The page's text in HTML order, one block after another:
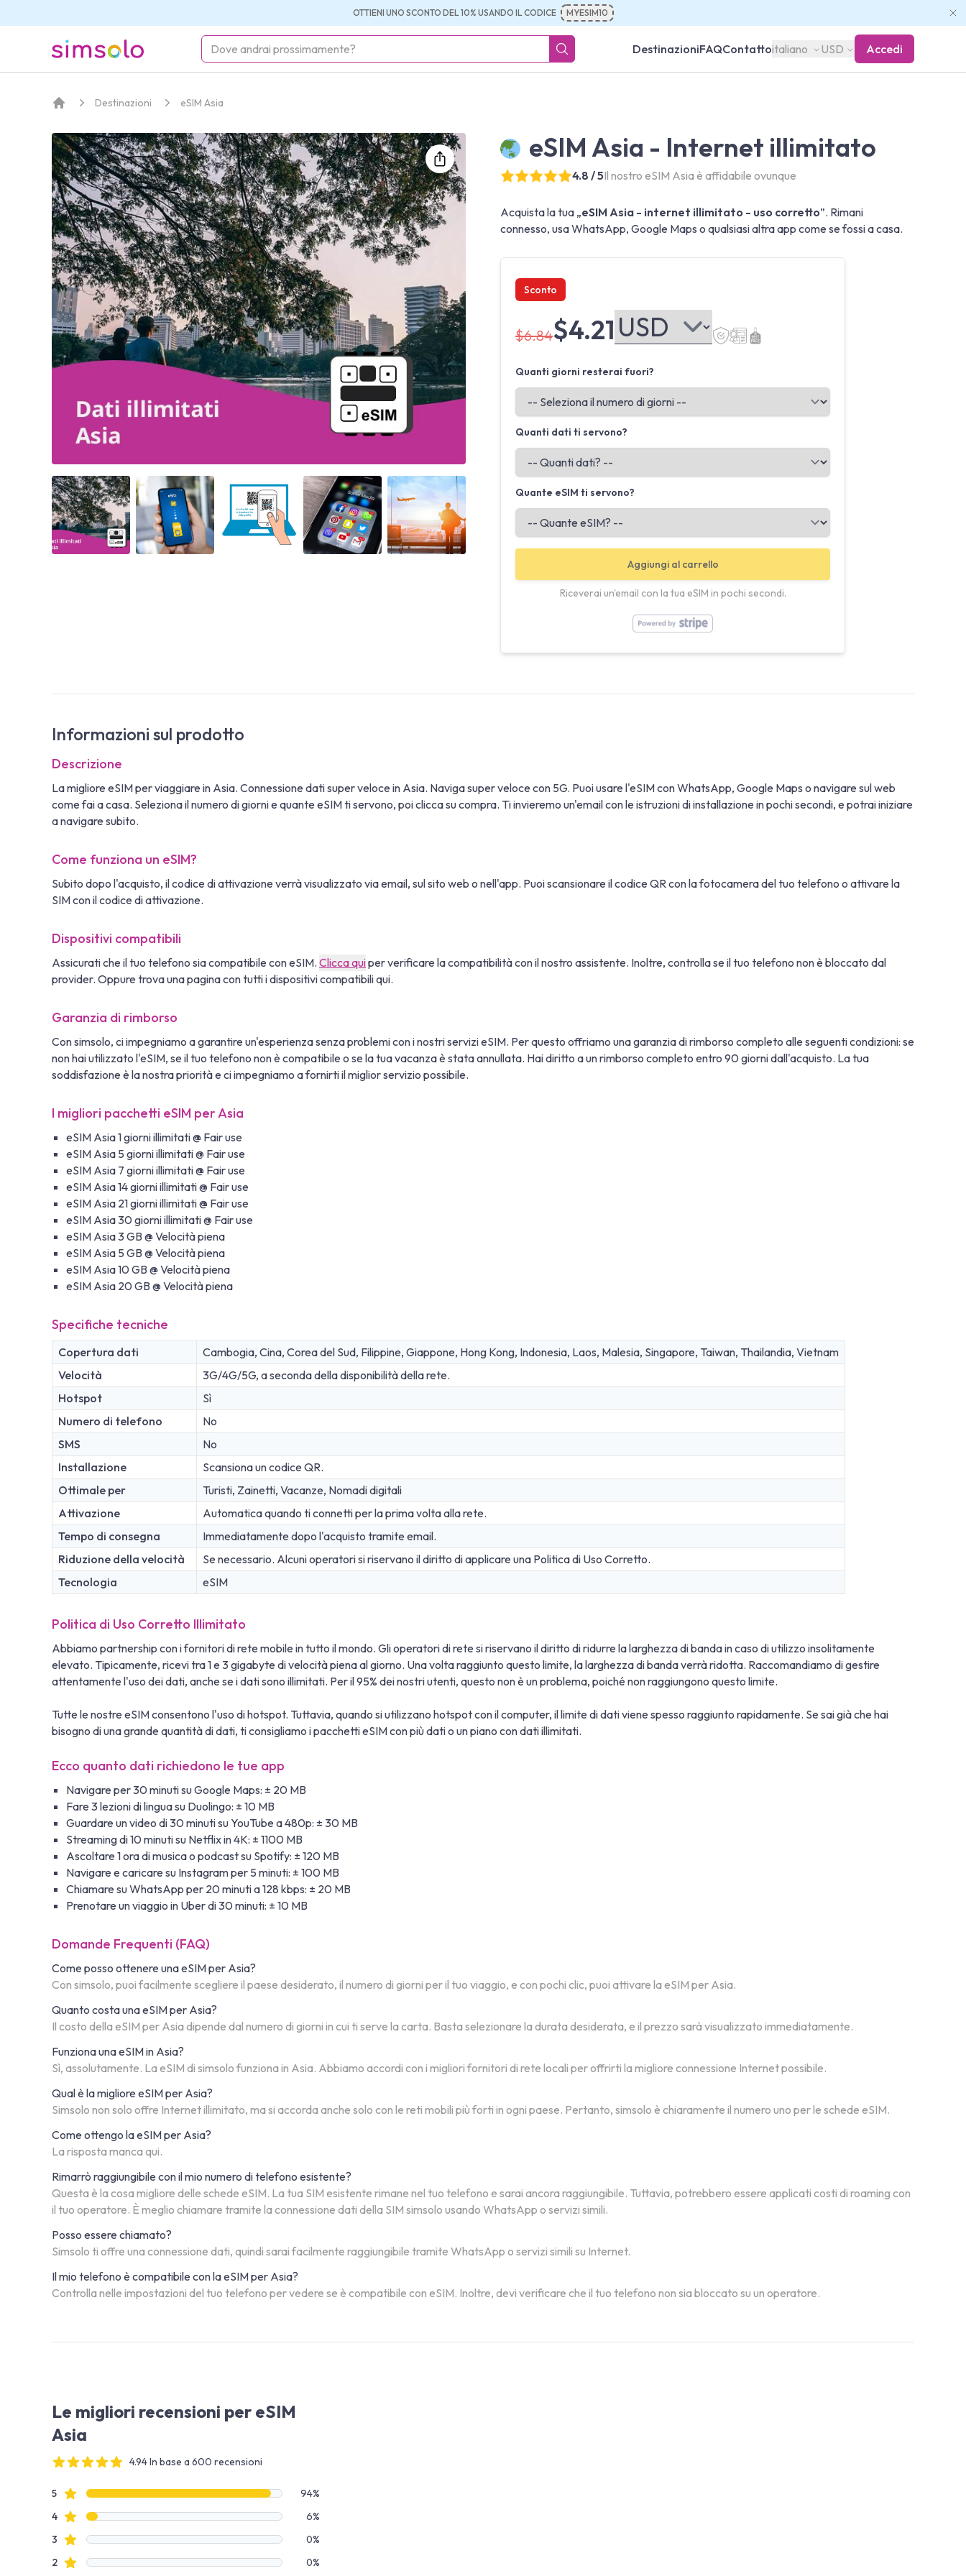
OTTIENI UNO SCONTO DEL 10% USANDO IL CODICE MYESIM10
simsolo DestinazioniFAQContattoitaliano USD Accedi
Destinazioni eSIM Asia
Angled view Angled view Angled view Angled view Angled view
eSIM Asia - Internet illimitato
4.8 / 5Il nostro eSIM Asia è affidabile ovunque
Acquista la tua „eSIM Asia - internet illimitato - uso corretto”. Rimani
connesso, usa WhatsApp, Google Maps o qualsiasi altra app come se fossi a casa.
Sconto
$6.84$4.21
Quanti giorni resterai fuori?
Quanti dati ti servono?
Quante eSIM ti servono?
Aggiungi al carrello
Riceverai un'email con la tua eSIM in pochi secondi.
Informazioni sul prodotto
Descrizione
La migliore eSIM per viaggiare in Asia. Connessione dati super veloce in Asia. Naviga super veloce con 5G. Puoi usare l'eSIM con WhatsApp, Google Maps o navigare sul web
come fai a casa. Seleziona il numero di giorni e quante eSIM ti servono, poi clicca su compra. Ti invieremo un'email con le istruzioni di installazione in pochi secondi, e potrai iniziare
a navigare subito.
Come funziona un eSIM?
Subito dopo l'acquisto, il codice di attivazione verrà visualizzato via email, sul sito web o nell'app. Puoi scansionare il codice QR con la fotocamera del tuo telefono o attivare la
SIM con il codice di attivazione.
Dispositivi compatibili
Assicurati che il tuo telefono sia compatibile con eSIM. Clicca quiper verificare la compatibilità con il nostro assistente. Inoltre, controlla se il tuo telefono non è bloccato dal
provider. Oppure trova una pagina con tutti i dispositivi compatibili qui.
Garanzia di rimborso
Con simsolo, ci impegniamo a garantire un'esperienza senza problemi con i nostri servizi eSIM. Per questo offriamo una garanzia di rimborso completo alle seguenti condizioni: se
non hai utilizzato l'eSIM, se il tuo telefono non è compatibile o se la tua vacanza è stata annullata. Hai diritto a un rimborso completo entro 90 giorni dall'acquisto. La tua
soddisfazione è la nostra priorità e ci impegniamo a fornirti il miglior servizio possibile.
I migliori pacchetti eSIM per Asia
eSIM Asia 1 giorni illimitati @ Fair use
eSIM Asia 5 giorni illimitati @ Fair use
eSIM Asia 7 giorni illimitati @ Fair use
eSIM Asia 14 giorni illimitati @ Fair use
eSIM Asia 21 giorni illimitati @ Fair use
eSIM Asia 30 giorni illimitati @ Fair use
eSIM Asia 3 GB @ Velocità piena
eSIM Asia 5 GB @ Velocità piena
eSIM Asia 10 GB @ Velocità piena
eSIM Asia 20 GB @ Velocità piena
Specifiche tecniche
Copertura dati
Cambogia, Cina, Corea del Sud, Filippine, Giappone, Hong Kong, Indonesia, Laos, Malesia, Singapore, Taiwan, Thailandia, Vietnam
Velocità
3G/4G/5G, a seconda della disponibilità della rete.
Hotspot
Sì
Numero di telefono
No
SMS
No
Installazione
Scansiona un codice QR.
Ottimale per
Turisti, Zainetti, Vacanze, Nomadi digitali
Attivazione
Automatica quando ti connetti per la prima volta alla rete.
Tempo di consegna
Immediatamente dopo l'acquisto tramite email.
Riduzione della velocità
Se necessario. Alcuni operatori si riservano il diritto di applicare una Politica di Uso Corretto.
Tecnologia
eSIM
Politica di Uso Corretto Illimitato
Abbiamo partnership con i fornitori di rete mobile in tutto il mondo. Gli operatori di rete si riservano il diritto di ridurre la larghezza di banda in caso di utilizzo insolitamente
elevato. Tipicamente, ricevi tra 1 e 3 gigabyte di velocità piena al giorno. Una volta raggiunto questo limite, la larghezza di banda verrà ridotta. Raccomandiamo di gestire
attentamente l'uso dei dati, anche se i dati sono illimitati. Per il 95% dei nostri utenti, questo non è un problema, poiché non raggiungono questo limite.
Tutte le nostre eSIM consentono l'uso di hotspot. Tuttavia, quando si utilizzano hotspot con il computer, il limite di dati viene spesso raggiunto rapidamente. Se sai già che hai
bisogno di una grande quantità di dati, ti consigliamo i pacchetti eSIM con più dati o un piano con dati illimitati.
Ecco quanto dati richiedono le tue app
Navigare per 30 minuti su Google Maps: ± 20 MB
Fare 3 lezioni di lingua su Duolingo: ± 10 MB
Guardare un video di 30 minuti su YouTube a 480p: ± 30 MB
Streaming di 10 minuti su Netflix in 4K: ± 1100 MB
Ascoltare 1 ora di musica o podcast su Spotify: ± 120 MB
Navigare e caricare su Instagram per 5 minuti: ± 100 MB
Chiamare su WhatsApp per 20 minuti a 128 kbps: ± 20 MB
Prenotare un viaggio in Uber di 30 minuti: ± 10 MB
Domande Frequenti (FAQ)
Come posso ottenere una eSIM per Asia?
Con simsolo, puoi facilmente scegliere il paese desiderato, il numero di giorni per il tuo viaggio, e con pochi clic, puoi attivare la eSIM per Asia.
Quanto costa una eSIM per Asia?
Il costo della eSIM per Asia dipende dal numero di giorni in cui ti serve la carta. Basta selezionare la durata desiderata, e il prezzo sarà visualizzato immediatamente.
Funziona una eSIM in Asia?
Sì, assolutamente. La eSIM di simsolo funziona in Asia. Abbiamo accordi con i migliori fornitori di rete locali per offrirti la migliore connessione Internet possibile.
Qual è la migliore eSIM per Asia?
Simsolo non solo offre Internet illimitato, ma si accorda anche solo con le reti mobili più forti in ogni paese. Pertanto, simsolo è chiaramente il numero uno per le schede eSIM.
Come ottengo la eSIM per Asia?
La risposta manca qui.
Rimarrò raggiungibile con il mio numero di telefono esistente?
Questa è la cosa migliore delle schede eSIM. La tua SIM esistente rimane nel tuo telefono e sarai ancora raggiungibile. Tuttavia, potrebbero essere applicati costi di roaming con
il tuo operatore. È meglio chiamare tramite la connessione dati della SIM simsolo usando WhatsApp o servizi simili.
Posso essere chiamato?
Simsolo ti offre una connessione dati, quindi sarai facilmente raggiungibile tramite WhatsApp o servizi simili su Internet.
Il mio telefono è compatibile con la eSIM per Asia?
Controlla nelle impostazioni del tuo telefono per vedere se è compatibile con eSIM. Inoltre, devi verificare che il tuo telefono non sia bloccato su un operatore.
Le migliori recensioni per eSIM
Asia
4.94 In base a 600 recensioni
Dati recensione
5recensioni con stelle
94%
4recensioni con stelle
6%
3 recensioni con stelle
0%
2recensioni con stelle 0%